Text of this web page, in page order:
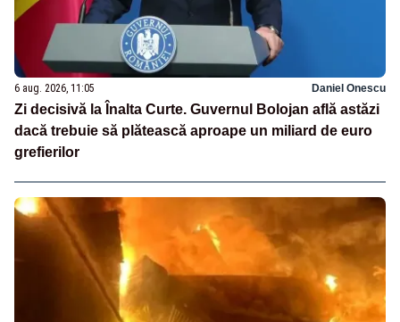
6 aug. 2026, 11:05 Daniel Onescu
Zi decisivă la Înalta Curte. Guvernul Bolojan află astăzi
dacă trebuie să plătească aproape un miliard de euro
grefierilor